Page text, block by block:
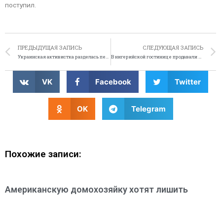
поступил.
ПРЕДЫДУЩАЯ ЗАПИСЬ
Украинская активистка разделась перед Пэрис Хилтон
СЛЕДУЮЩАЯ ЗАПИСЬ
В нигерийской гостинице продавали человеческое мясо
VK Facebook Twitter
OK Telegram
Похожие записи:
Американскую домохозяйку хотят лишить